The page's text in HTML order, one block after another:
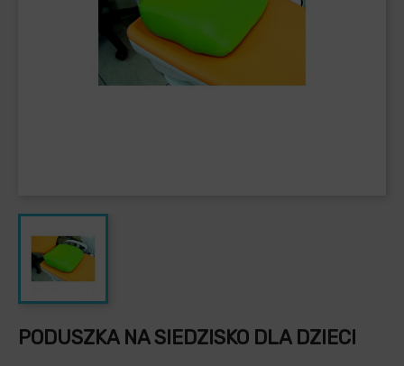
PODUSZKA NA SIEDZISKO DLA DZIECI